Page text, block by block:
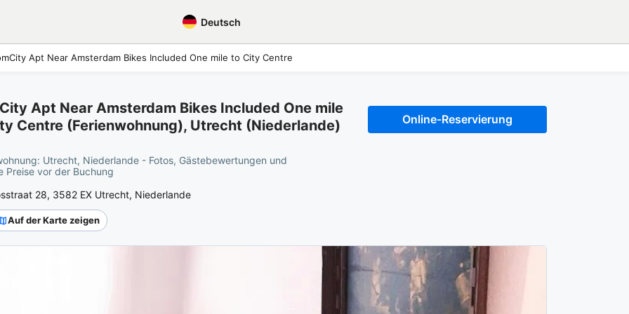
Deutsch
Apt Near Amsterdam Bikes Included One mile to City Centre
Apt Near Amsterdam Bikes Included One mile
Centre (Ferienwohnung), Utrecht (Niederlande)
Utrecht, Niederlande - Fotos, Gästebewertungen und
Preise vor der Buchung
28, 3582 EX Utrecht, Niederlande
Auf der Karte zeigen
Online-Reservierung